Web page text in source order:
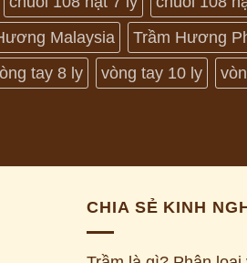
Malaysia
Trầm Hương
tay 8 ly vòng tay 10 ly
CHIA SẺ KINH